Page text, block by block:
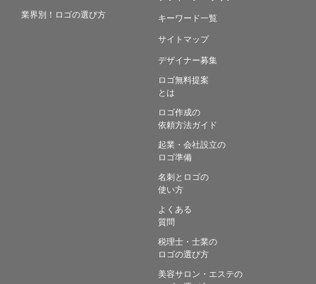
業界別！ロゴの選び方
キーワード一覧
サイトマップ
デザイナー募集
ロゴ無料提案
とは
ロゴ作成の
依頼方法ガイド
起業・会社設立の
ロゴ準備
名刺とロゴの
使い方
よくある
質問
税理士・士業の
ロゴの選び方
美容サロン・エステの